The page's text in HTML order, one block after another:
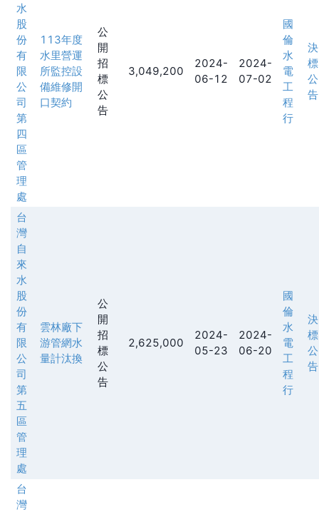
水
股
份
有
限
公
司
第
四
區
管
理
處
113年度
水里營運
所監控設
備維修開
口契約
公
開
招
標
公
告
3,049,200
2024-
06-12
2024-
07-02
國
倫
水
電
工
程
行
決
標
公
告
台
灣
自
來
水
股
份
有
限
公
司
第
五
區
管
理
處
雲林廠下
游管網水
量計汰換
公
開
招
標
公
告
2,625,000
2024-
05-23
2024-
06-20
國
倫
水
電
工
程
行
決
標
公
告
台
灣